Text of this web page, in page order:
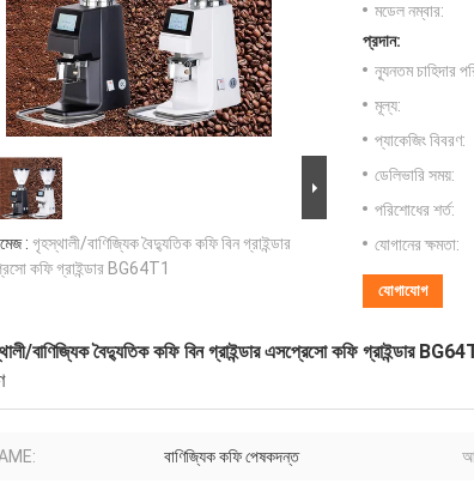
: গৃহস্থালী/বাণিজ্যিক বৈদ্যুতিক কফি বিন গ্রাইন্ডার
কফি গ্রাইন্ডার BG64T1
মডেল নম্বার:
প্রদান:
ন্যূনতম চাহিদার
মূল্য:
প্যাকেজিং বিবরণ:
ডেলিভারি সময়:
পরিশোধের শর্ত:
যোগানের ক্ষমতা:
যোগাযোগ
বাণিজ্যিক বৈদ্যুতিক কফি বিন গ্রাইন্ডার এসপ্রেসো কফি গ্রাইন্ডার
বাণিজ্যিক কফি পেষকদন্ত